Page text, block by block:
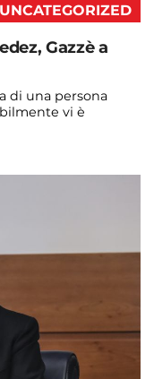
UNCATEGORIZED
Gazzè a
di una persona
vi è